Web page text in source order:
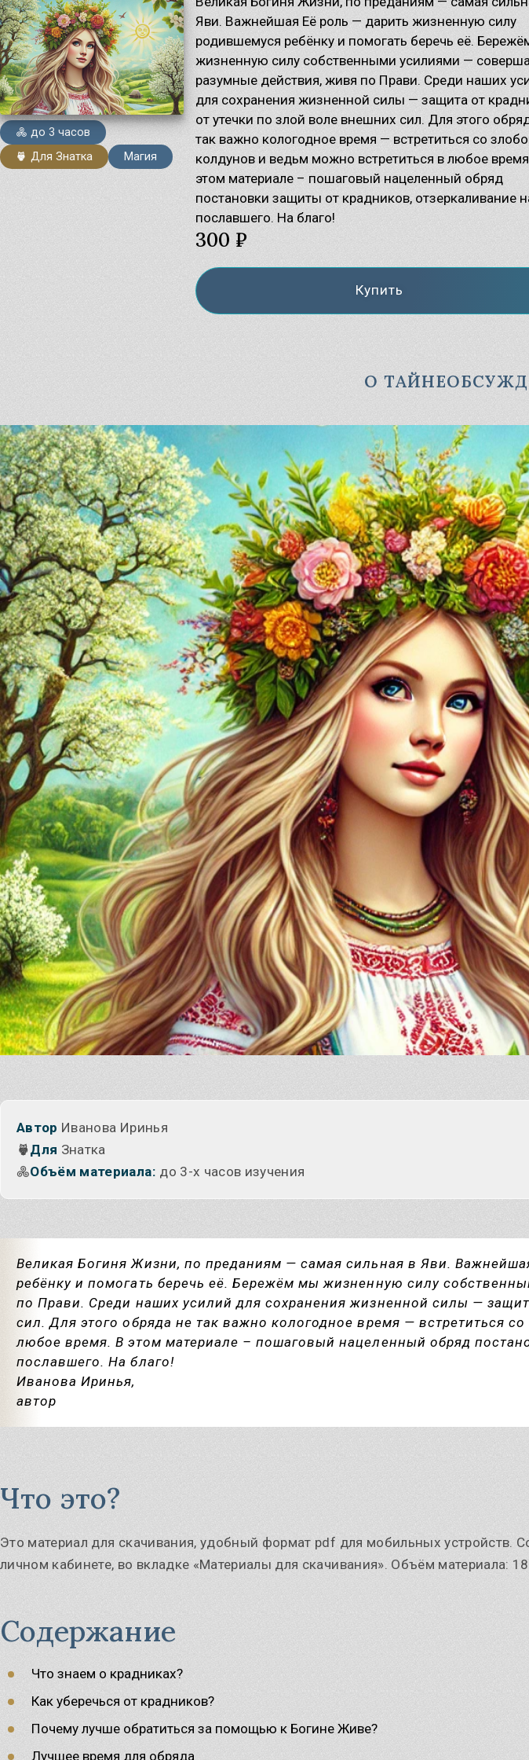
Славянские Боги
Макошь – славянская Богиня
Судьбы
Велес – загадочный славянский
Бог
до 3 часов
Для Знатка
Магия
Яви. Важнейшая Её роль — дарить жизненную силу
родившемуся ребёнку и помогать беречь её.
жизненную силу собственными усилиями —
разумные действия, живя по Прави. Среди наших
для сохранения жизненной силы — защита от
от утечки по злой воле внешних сил. Для этого
так важно кологодное время — встретиться со
колдунов и ведьм можно встретиться в любое
этом материале – пошаговый нацеленный обряд
постановки защиты от крадников, отзеркаливание
пославшего. На благо!
300 ₽
Купить
О ТАЙНЕ
Автор Иванова Иринья
Для Знатка
Объём материала: до 3-х часов изучения
Великая Богиня Жизни, по преданиям — самая сильная в Яви.
ребёнку и помогать беречь её. Бережём мы жизненную силу
по Прави. Среди наших усилий для сохранения жизненной силы —
сил. Для этого обряда не так важно кологодное время — встретиться
любое время. В этом материале – пошаговый нацеленный обряд
пославшего. На благо!
Иванова Иринья,
автор
Что это?
Это материал для скачивания, удобный формат pdf для мобильных устройств.
личном кабинете, во вкладке «Материалы для скачивания». Объём материала: 18
Содержание
Что знаем о крадниках?
Как уберечься от крадников?
Почему лучше обратиться за помощью к Богине Живе?
Лучшее время для обряда